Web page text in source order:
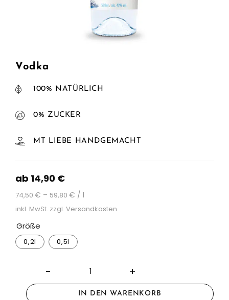
Vodka
100% NATÜRLICH
0% ZUCKER
MT LIEBE HANDGEMACHT
ab 14,90 €
74,50 € – 59,80 € / l
inkl. MwSt. zzgl. Versandkosten
Größe
0,2l 0,5l
IN DEN WARENKORB